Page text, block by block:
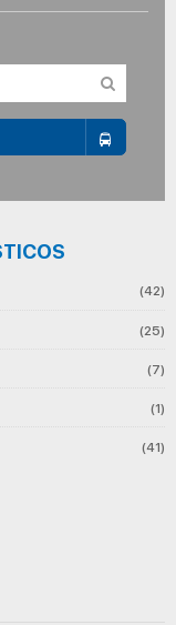
(42)
(25)
(7)
(1)
(41)